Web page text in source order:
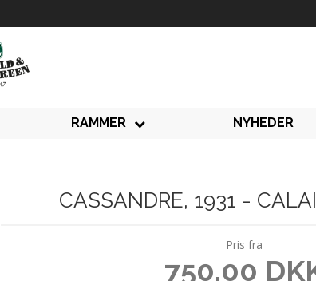
RAMMER NYHEDER
CASSANDRE, 1931 -
Pris fra
750,00